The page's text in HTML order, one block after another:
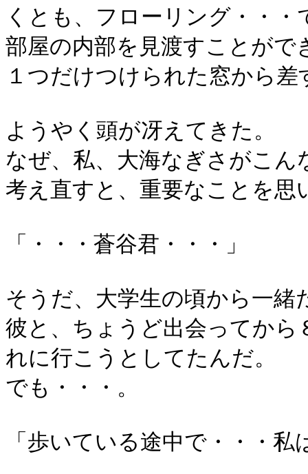
くとも、フローリング・・・
部屋の内部を見渡すことが
１つだけつけられた窓から差
ようやく頭が冴えてきた。
なぜ、私、大海なぎさがこ
考え直すと、重要なことを思
「・・・蒼谷君・・・」
そうだ、大学生の頃から一緒
彼と、ちょうど出会ってか
れに行こうとしてたんだ。
でも・・・。
「歩いている途中で・・・